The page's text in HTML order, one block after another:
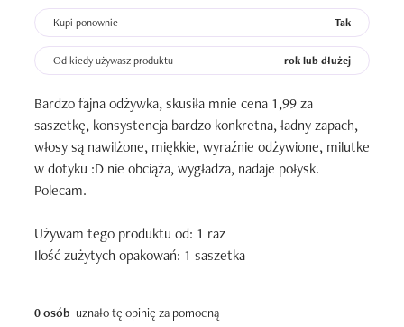
Kupi ponownie Tak
Od kiedy używasz produktu rok lub dłużej
Bardzo fajna odżywka, skusiła mnie cena 1,99 za
saszetkę, konsystencja bardzo konkretna, ładny zapach,
włosy są nawilżone, miękkie, wyraźnie odżywione, milutke
w dotyku :D nie obciąża, wygładza, nadaje połysk.
Polecam.
Używam tego produktu od: 1 raz
Ilość zużytych opakowań: 1 saszetka
0 osób uznało tę opinię za pomocną